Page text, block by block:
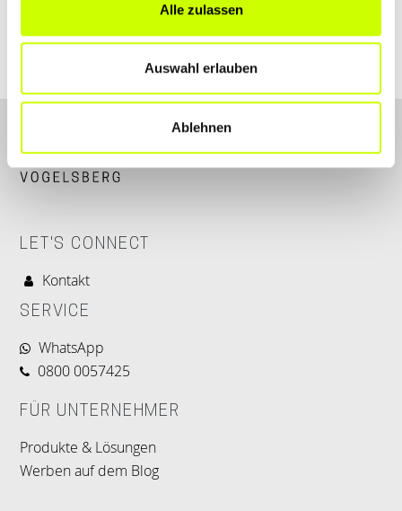
Alle zulassen
Auswahl erlauben
Ablehnen
www.mueller-wachsmundt.de
LET'S CONNECT
Kontakt
SERVICE
WhatsApp
0800 0057425
FÜR UNTERNEHMER
Produkte & Lösungen
Werben auf dem Blog